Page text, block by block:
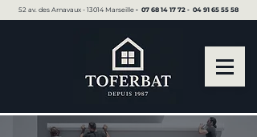
52 av. des Arnavaux - 13014 Marseille ▪︎ 07 68 14 17 72 ▪︎ 04 91 65 55 58